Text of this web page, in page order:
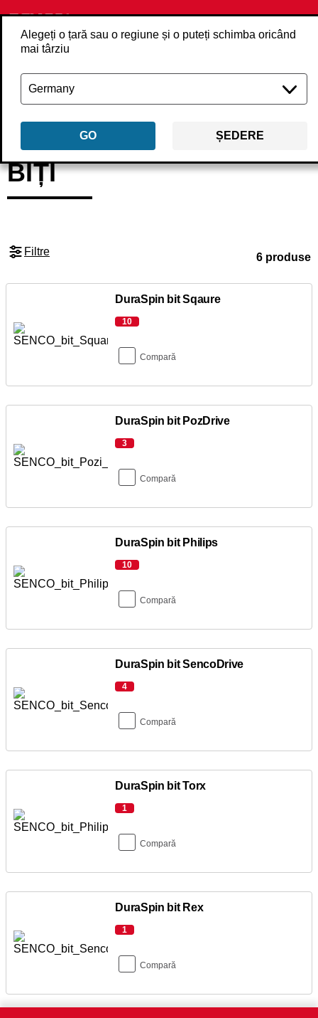
Alegeți o țară sau o regiune și o puteți schimba oricând
mai târziu
GO ȘEDERE
Înapoi Produse Accesorii Accesorii șurub
BIȚI
Filtre 6 produse
DuraSpin bit Sqaure
10
Compară
DuraSpin bit PozDrive
3
Compară
DuraSpin bit Philips
10
Compară
DuraSpin bit SencoDrive
4
Compară
DuraSpin bit Torx
1
Compară
DuraSpin bit Rex
1
Compară